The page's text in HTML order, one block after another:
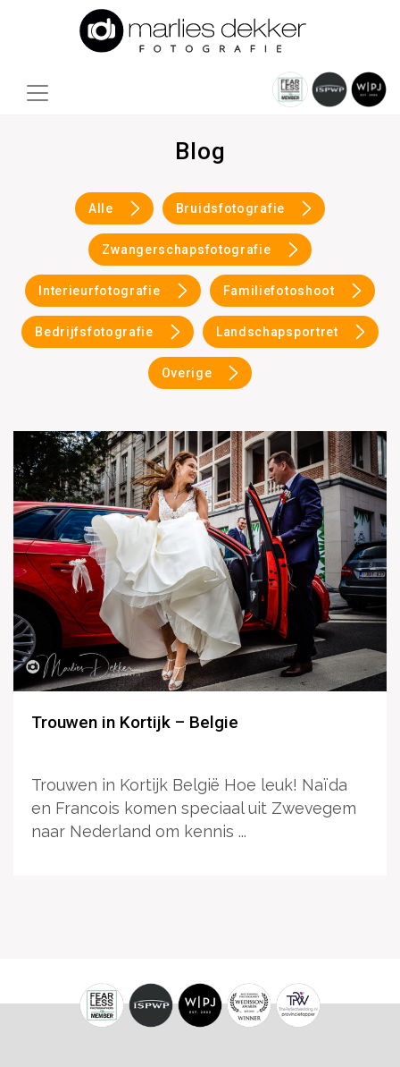
Blog
Alle Bruidsfotografie
Zwangerschapsfotografie
Interieurfotografie Familiefotoshoot
Bedrijfsfotografie Landschapsportret
Overige
Trouwen in Kortijk – Belgie
Trouwen in Kortijk België Hoe leuk! Naïda
en Francois komen speciaal uit Zwevegem
naar Nederland om kennis ...